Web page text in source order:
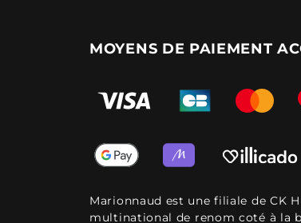
MOYENS DE PAIEMENT
Marionnaud est une filiale de CK
multinational de renom coté à la